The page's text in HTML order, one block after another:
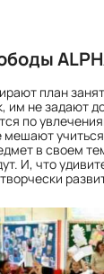
план
им не задают
по
мешают
в своем
И, что